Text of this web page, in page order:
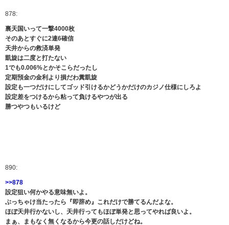
878:
裏天国いって一撃4000枚
そのあとすぐに2連6確信
天井からの救済単発
凱旋は二度と打たない
1でも0.006%とかそこらだったし
定期預金の金利より損だわ糞凱旋
設定も一つだけにしてゴッド引けるかどうかだけのカジノ仕様にしろよ
設定差をつけるから粘って負けるやつが出る
勝つやつもいるけど
890:
>>878
設定狙い何かやる意味無いよ。
ぶっちゃけ当たったら『即辞め』これだけで勝てるんだよな。
ほぼ天井行かないし、天井行ってもほぼ単発と思ってやれば良いよ。
まぁ、まもなく無くなるから今更の話しだけどね。